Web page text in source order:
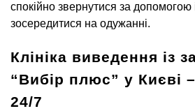
спокійно звернутися за
зосередитися на одужанні.
Клініка виведення із
“Вибір плюс” у Києві
24/7